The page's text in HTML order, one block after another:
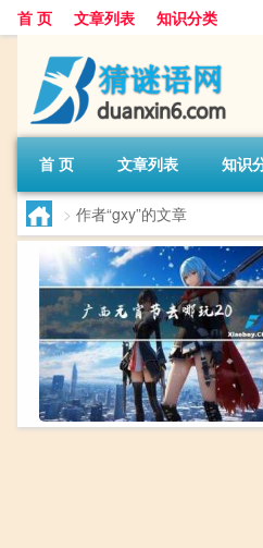
首 页 文章列表 知识分类
首 页 文章列表 知识
> 作者“gxy”的文章